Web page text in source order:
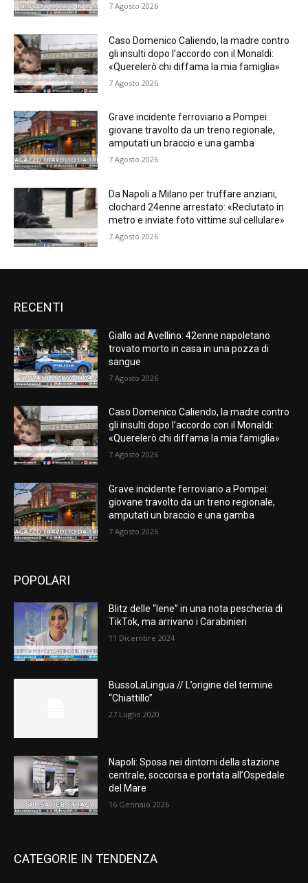
7 Agosto 2026
Caso Domenico Caliendo, la madre contro
gli insulti dopo l’accordo con il Monaldi:
«Querelerò chi diffama la mia famiglia»
7 Agosto 2026
Grave incidente ferroviario a Pompei:
giovane travolto da un treno regionale,
amputati un braccio e una gamba
7 Agosto 2026
Da Napoli a Milano per truffare anziani,
clochard 24enne arrestato: «Reclutato in
metro e inviate foto vittime sul cellulare»
7 Agosto 2026
RECENTI
Giallo ad Avellino: 42enne napoletano
trovato morto in casa in una pozza di
sangue
7 Agosto 2026
Caso Domenico Caliendo, la madre contro
gli insulti dopo l’accordo con il Monaldi:
«Querelerò chi diffama la mia famiglia»
7 Agosto 2026
Grave incidente ferroviario a Pompei:
giovane travolto da un treno regionale,
amputati un braccio e una gamba
7 Agosto 2026
POPOLARI
Blitz delle “Iene” in una nota pescheria di
TikTok, ma arrivano i Carabinieri
11 Dicembre 2024
BussoLaLingua // L’origine del termine
“Chiattillo”
27 Luglio 2020
Napoli: Sposa nei dintorni della stazione
centrale, soccorsa e portata all’Ospedale
del Mare
16 Gennaio 2026
CATEGORIE IN TENDENZA